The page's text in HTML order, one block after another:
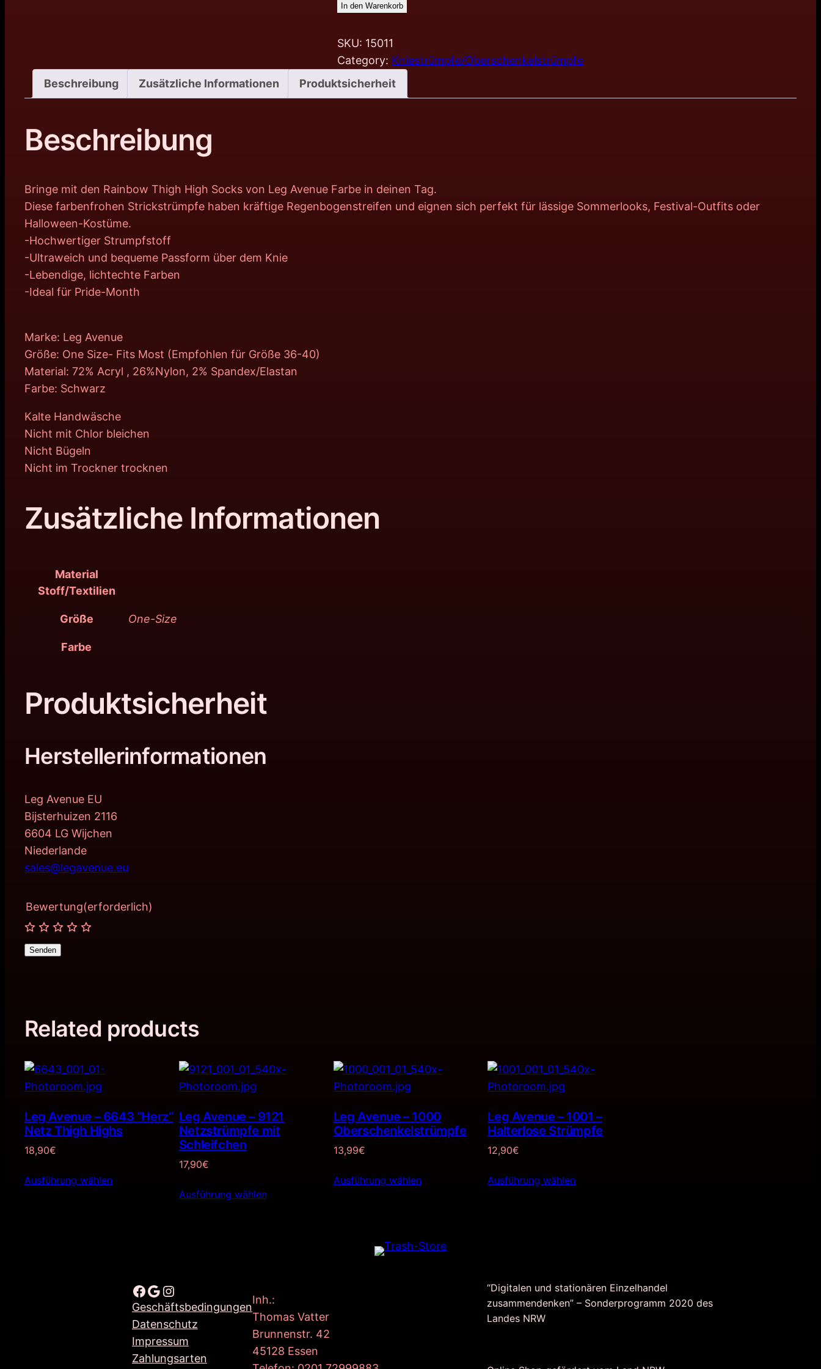
In den Warenkorb
SKU: 15011
Category: Kniestrümpfe/Oberschenkelstrümpfe
Beschreibung
Zusätzliche Informationen Produktsicherheit
Beschreibung
Bringe mit den Rainbow Thigh High Socks von Leg Avenue Farbe in deinen Tag.
Diese farbenfrohen Strickstrümpfe haben kräftige Regenbogenstreifen und eignen sich perfekt für lässige Sommerlooks, Festival-Outfits oder
Halloween-Kostüme.
-Hochwertiger Strumpfstoff
-Ultraweich und bequeme Passform über dem Knie
-Lebendige, lichtechte Farben
-Ideal für Pride-Month
Marke: Leg Avenue
Größe: One Size- Fits Most (Empfohlen für Größe 36-40)
Material: 72% Acryl , 26%Nylon, 2% Spandex/Elastan
Farbe: Schwarz
Kalte Handwäsche
Nicht mit Chlor bleichen
Nicht Bügeln
Nicht im Trockner trocknen
Zusätzliche Informationen
Material
Stoff/Textilien
Größe One-Size
Farbe
Produktsicherheit
Herstellerinformationen
Leg Avenue EU
Bijsterhuizen 2116
6604 LG Wijchen
Niederlande
sales@legavenue.eu
Bewertung(erforderlich)
Senden
Related products
Leg Avenue – 6643 “Herz”
Netz Thigh Highs
18,90€
Ausführung wählen
Leg Avenue – 9121
Netzstrümpfe mit
Schleifchen
17,90€
Ausführung wählen
Leg Avenue – 1000
Oberschenkelstrümpfe
13,99€
Ausführung wählen
Leg Avenue – 1001 –
Halterlose Strümpfe
12,90€
Ausführung wählen
Facebook Google Instagram
Geschäftsbedingungen
Datenschutz
Impressum
Zahlungsarten
Inh.:
Thomas Vatter
Brunnenstr. 42
45128 Essen
“Digitalen und stationären Einzelhandel
zusammendenken” – Sonderprogramm 2020 des
Landes NRW